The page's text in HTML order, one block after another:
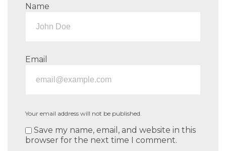
Name
Email
Your email address will not be published.
Save my name, email, and website in this
browser for the next time I comment.